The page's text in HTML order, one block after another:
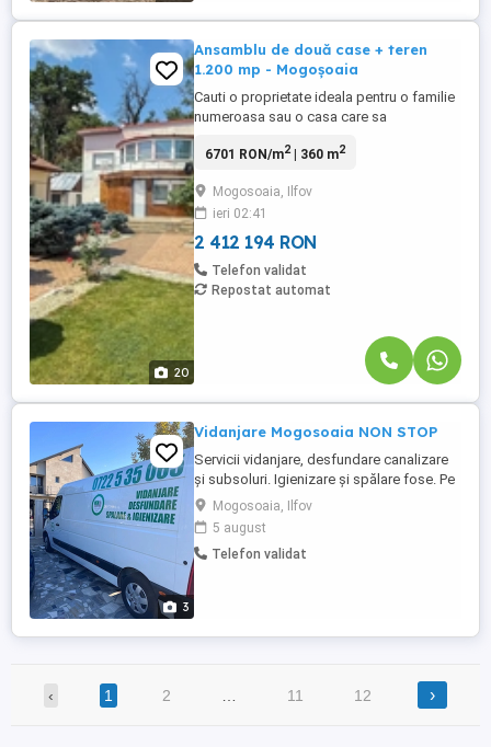
20
Ansamblu de două case + teren
1.200 mp - Mogoșoaia
Cauti o proprietate ideala pentru o familie
numeroasa sau o casa care sa
medical, salon, afterschool, gradinita
Mogosoaia, Ilfov, e ideala pentru tine.
Situata intr-o zona rezidentiala apreciata
din apropierea Bucurestiului, ...
6701 RON/m2| 360 m2
Mogosoaia, Ilfov
ieri 02:41
2 412 194 RON
Telefon validat
Repostat automat
3
Vidanjare Mogosoaia NON STOP
Servicii vidanjare, desfundare canalizare
și subsoluri. Igienizare și spălare fose. Pe
teritoriul Mogosiaia și împrejurimi. Utilaje
profesionale noi, vidanja 12 mc, vidanja 20
mc, utilaj desfundare performant.
Mogosoaia, Ilfov
5 august
Telefon validat
‹ 1 2 11 12 ›